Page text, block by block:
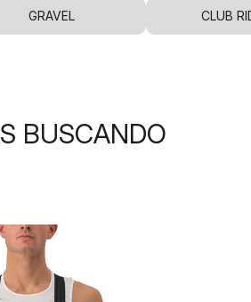
GRAVEL CLUB
BUSCANDO